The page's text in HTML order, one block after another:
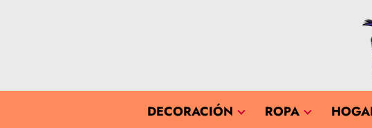
DECORACIÓN ROPA